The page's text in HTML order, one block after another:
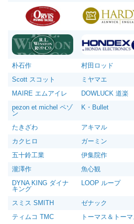
朴石作 村田ロッド
Scott スコット
ミヤマエ
MAIRE エムアイレ
DOWLUCK 道楽
pezon et michel ペゾ
ン
K・Bullet
たきざわ アキマル
カクヒロ
ガーミン
五十鈴工業
伊集院作
瀧澤作
魚心観
DYNA KING ダイナ
キング
LOOP ループ
スミス SMITH
ゼナック
ティムコ TMC
トーマス＆トーマ